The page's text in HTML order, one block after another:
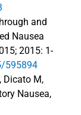
and
Nausea
2015: 1-
595894
Dicato M,
Nausea,